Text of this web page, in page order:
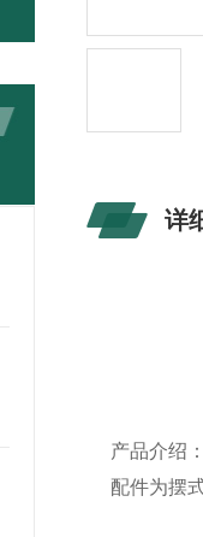
详
产品介绍
配件为摆